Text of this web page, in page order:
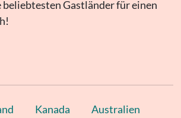
beliebtesten Gastländer für einen
Kanada Australien